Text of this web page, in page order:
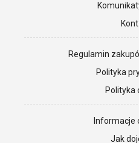
Regulamin
Polityka
Polityka
Informacje
Jak